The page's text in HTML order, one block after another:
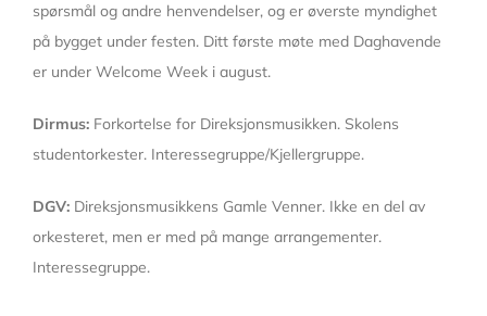
spørsmål og andre henvendelser, og er øverste myndighet
på bygget under festen. Ditt første møte med Daghavende
er under Welcome Week i august.
Dirmus: Forkortelse for Direksjonsmusikken. Skolens
studentorkester. Interessegruppe/Kjellergruppe.
DGV: Direksjonsmusikkens Gamle Venner. Ikke en del av
orkesteret, men er med på mange arrangementer.
Interessegruppe.